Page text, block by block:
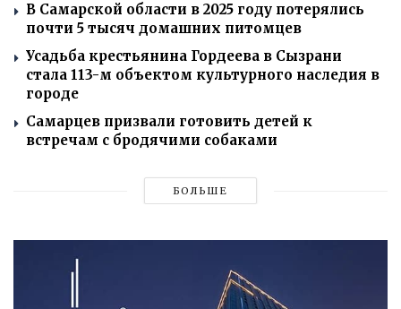
В Самарской области в 2025 году потерялись
почти 5 тысяч домашних питомцев
Усадьба крестьянина Гордеева в Сызрани
стала 113-м объектом культурного наследия в
городе
Самарцев призвали готовить детей к
встречам с бродячими собаками
БОЛЬШЕ